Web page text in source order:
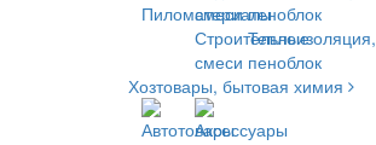
Пиломатериалы
Строительные
смеси
Теплоизоляция,
пеноблок
Хозтовары, бытовая химия